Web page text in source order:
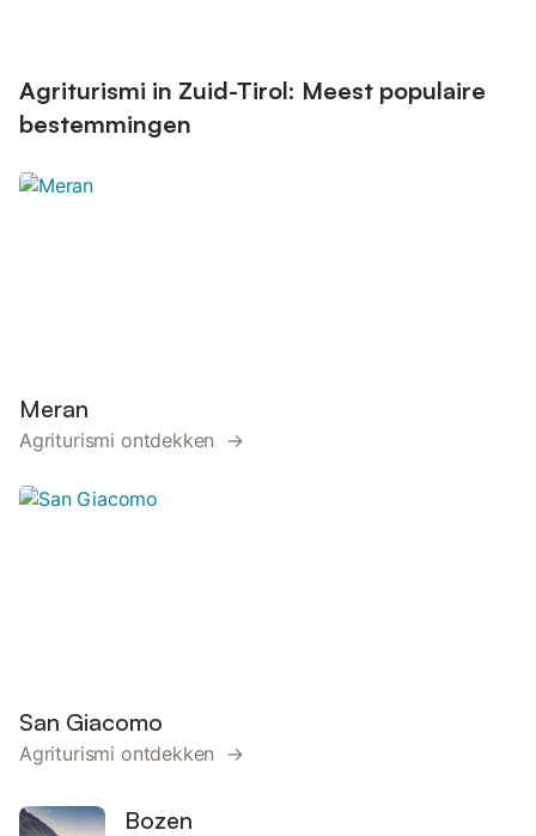
Agriturismi in Zuid-Tirol: Meest populaire
bestemmingen
Meran
Agriturismi ontdekken →
San Giacomo
Agriturismi ontdekken →
Bozen